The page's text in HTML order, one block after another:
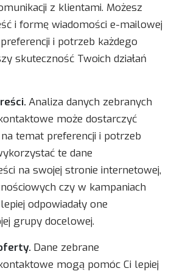
z klientami. Możesz
i formę wiadomości e-mailowej
i potrzeb każdego
skuteczność Twoich działań
Analiza danych zebranych
może dostarczyć
temat preferencji i potrzeb
te dane
na swojej stronie internetowej,
czy w kampaniach
odpowiadały one
grupy docelowej.
Dane zebrane
mogą pomóc Ci lepiej